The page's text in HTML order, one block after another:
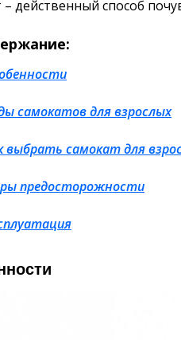
действенный способ
самокатов для взрослых
выбрать самокат для
предосторожности